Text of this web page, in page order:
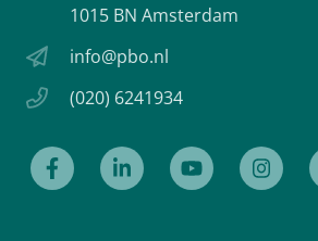
1015 BN Amsterdam
info@pbo.nl
(020) 6241934